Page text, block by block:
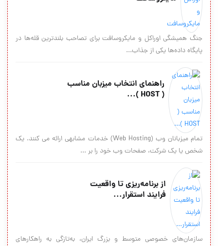
جنگ همیشگی اوراکل و مایکروسافت برای تصاحب بلندترین قله‌ها در
پایگاه داده‌ها یکی از جذاب...
راهنمای انتخاب میزبان مناسب
( HOST )...
تمام میزبانان وب (Web Hosting) خدمات مشابهی ارائه می کنند. یک
شخص یا یک شرکت، صفحات وب خود را بر ...
از برنامه‌ریزی تا واقعیت
فرایند استقرار...
سازمان‌های خصوصی متوسط و بزرگ ایران، به‌تازگی به راهکارهای